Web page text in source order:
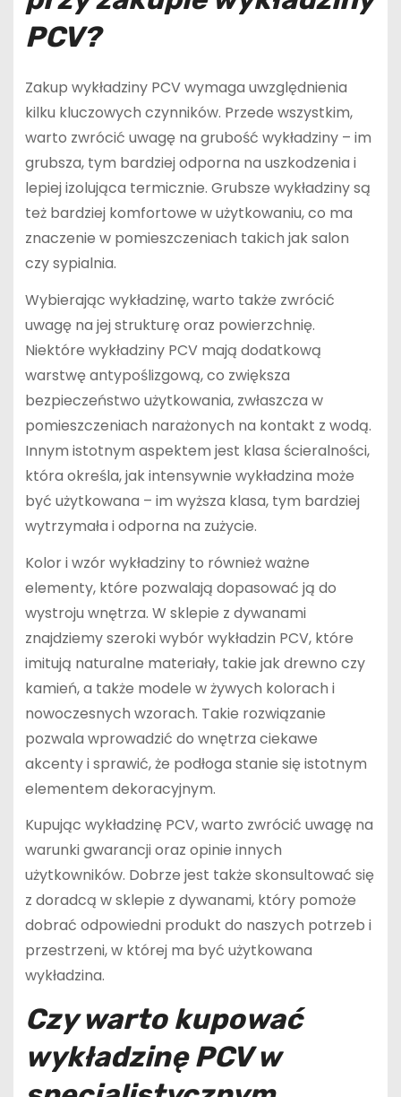
PCV?
Zakup wykładziny PCV wymaga uwzględnienia
kilku kluczowych czynników. Przede wszystkim,
warto zwrócić uwagę na grubość wykładziny – im
grubsza, tym bardziej odporna na uszkodzenia i
lepiej izolująca termicznie. Grubsze wykładziny są
też bardziej komfortowe w użytkowaniu, co ma
znaczenie w pomieszczeniach takich jak salon
czy sypialnia.
Wybierając wykładzinę, warto także zwrócić
uwagę na jej strukturę oraz powierzchnię.
Niektóre wykładziny PCV mają dodatkową
warstwę antypoślizgową, co zwiększa
bezpieczeństwo użytkowania, zwłaszcza w
pomieszczeniach narażonych na kontakt z wodą.
Innym istotnym aspektem jest klasa ścieralności,
która określa, jak intensywnie wykładzina może
być użytkowana – im wyższa klasa, tym bardziej
wytrzymała i odporna na zużycie.
Kolor i wzór wykładziny to również ważne
elementy, które pozwalają dopasować ją do
wystroju wnętrza. W sklepie z dywanami
znajdziemy szeroki wybór wykładzin PCV, które
imitują naturalne materiały, takie jak drewno czy
kamień, a także modele w żywych kolorach i
nowoczesnych wzorach. Takie rozwiązanie
pozwala wprowadzić do wnętrza ciekawe
akcenty i sprawić, że podłoga stanie się istotnym
elementem dekoracyjnym.
Kupując wykładzinę PCV, warto zwrócić uwagę na
warunki gwarancji oraz opinie innych
użytkowników. Dobrze jest także skonsultować się
z doradcą w sklepie z dywanami, który pomoże
dobrać odpowiedni produkt do naszych potrzeb i
przestrzeni, w której ma być użytkowana
wykładzina.
Czy warto kupować
wykładzinę PCV w